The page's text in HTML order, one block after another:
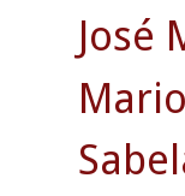
José